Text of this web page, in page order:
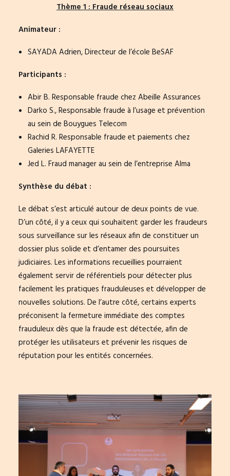
Thème 1 : Fraude réseau sociaux
Animateur :
SAYADA Adrien, Directeur de l’école BeSAF
Participants :
Abir B. Responsable fraude chez Abeille Assurances
Darko S., Responsable fraude à l’usage et prévention
au sein de Bouygues Telecom
Rachid R. Responsable fraude et paiements chez
Galeries LAFAYETTE
Jed L. Fraud manager au sein de l’entreprise Alma
Synthèse du débat :
Le débat s’est articulé autour de deux points de vue.
D’un côté, il y a ceux qui souhaitent garder les fraudeurs
sous surveillance sur les réseaux afin de constituer un
dossier plus solide et d’entamer des poursuites
judiciaires. Les informations recueillies pourraient
également servir de référentiels pour détecter plus
facilement les pratiques frauduleuses et développer de
nouvelles solutions. De l’autre côté, certains experts
préconisent la fermeture immédiate des comptes
frauduleux dès que la fraude est détectée, afin de
protéger les utilisateurs et prévenir les risques de
réputation pour les entités concernées.